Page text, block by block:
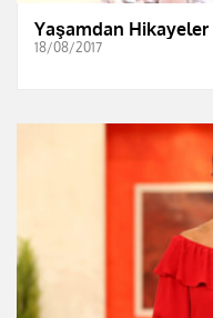
Yaşamdan Hikayeler
18/08/2017